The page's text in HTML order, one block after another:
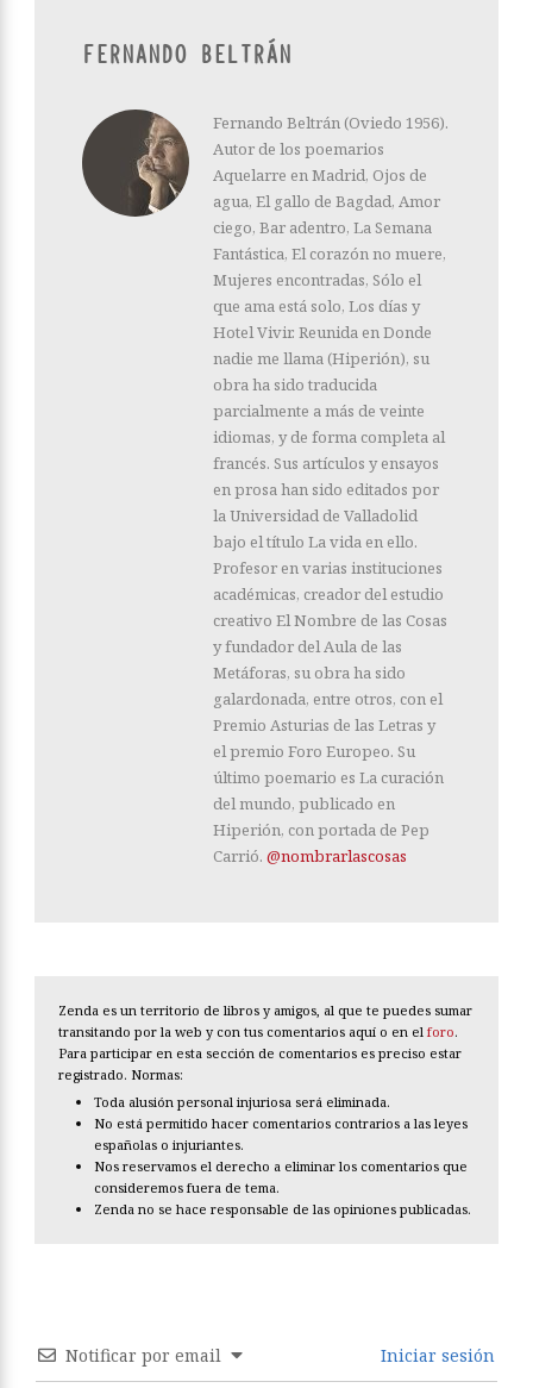
FERNANDO BELTRÁN
Fernando Beltrán (Oviedo 1956).
Autor de los poemarios
Aquelarre en Madrid, Ojos de
agua, El gallo de Bagdad, Amor
ciego, Bar adentro, La Semana
Fantástica, El corazón no muere,
Mujeres encontradas, Sólo el
que ama está solo, Los días y
Hotel Vivir. Reunida en Donde
nadie me llama (Hiperión), su
obra ha sido traducida
parcialmente a más de veinte
idiomas, y de forma completa al
francés. Sus artículos y ensayos
en prosa han sido editados por
la Universidad de Valladolid
bajo el título La vida en ello.
Profesor en varias instituciones
académicas, creador del estudio
creativo El Nombre de las Cosas
y fundador del Aula de las
Metáforas, su obra ha sido
galardonada, entre otros, con el
Premio Asturias de las Letras y
el premio Foro Europeo. Su
último poemario es La curación
del mundo, publicado en
Hiperión, con portada de Pep
Carrió. @nombrarlascosas
Zenda es un territorio de libros y amigos, al que te puedes sumar
transitando por la web y con tus comentarios aquí o en el foro.
Para participar en esta sección de comentarios es preciso estar
registrado. Normas:
Toda alusión personal injuriosa será eliminada.
No está permitido hacer comentarios contrarios a las leyes
españolas o injuriantes.
Nos reservamos el derecho a eliminar los comentarios que
consideremos fuera de tema.
Zenda no se hace responsable de las opiniones publicadas.
Notificar por email Iniciar sesión